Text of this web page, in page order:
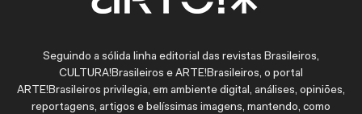
Seguindo a sólida linha editorial das revistas Brasileiros,
CULTURA!Brasileiros e ARTE!Brasileiros, o portal
ARTE!Brasileiros privilegia, em ambiente digital, análises, opiniões,
reportagens, artigos e belíssimas imagens, mantendo, como